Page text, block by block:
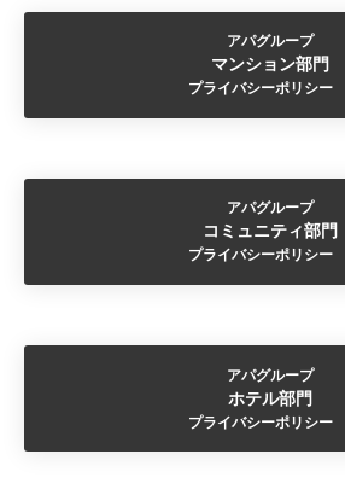
アパグループ
マンション部門
プライバシーポリシー
アパグループ
コミュニティ部門
プライバシーポリシー
アパグループ
ホテル部門
プライバシーポリシー